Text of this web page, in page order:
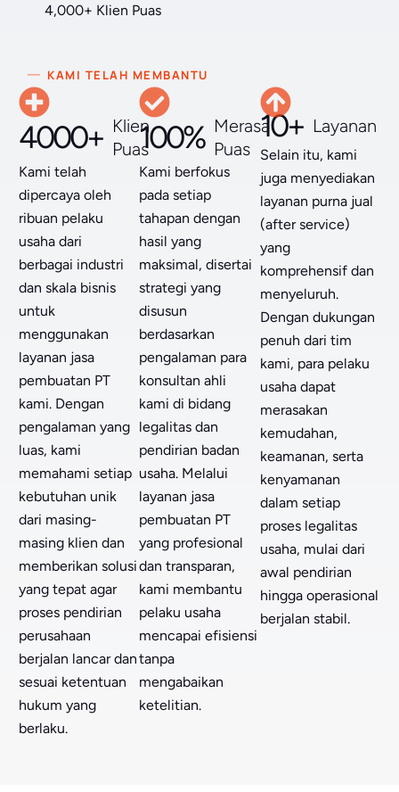
4,000+ Klien Puas
KAMI TELAH MEMBANTU
4000+ Klien
Puas
Kami telah
dipercaya oleh
ribuan pelaku
usaha dari
berbagai industri
dan skala bisnis
untuk
menggunakan
layanan jasa
pembuatan PT
kami. Dengan
pengalaman yang
luas, kami
memahami setiap
kebutuhan unik
dari masing-
masing klien dan
memberikan solusi
yang tepat agar
proses pendirian
perusahaan
berjalan lancar dan
sesuai ketentuan
hukum yang
berlaku.
100% Merasa
Puas
Kami berfokus
pada setiap
tahapan dengan
hasil yang
maksimal, disertai
strategi yang
disusun
berdasarkan
pengalaman para
konsultan ahli
kami di bidang
legalitas dan
pendirian badan
usaha. Melalui
layanan jasa
pembuatan PT
yang profesional
dan transparan,
kami membantu
pelaku usaha
mencapai efisiensi
tanpa
mengabaikan
ketelitian.
10+ Layanan
Selain itu, kami
juga menyediakan
layanan purna jual
(after service)
yang
komprehensif dan
menyeluruh.
Dengan dukungan
penuh dari tim
kami, para pelaku
usaha dapat
merasakan
kemudahan,
keamanan, serta
kenyamanan
dalam setiap
proses legalitas
usaha, mulai dari
awal pendirian
hingga operasional
berjalan stabil.